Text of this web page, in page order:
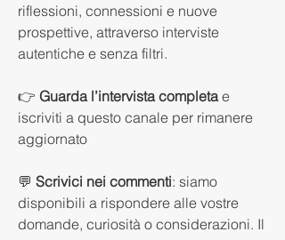
riflessioni, connessioni e nuove
prospettive, attraverso interviste
autentiche e senza filtri.
👉 Guarda l’intervista completa e
iscriviti a questo canale per rimanere
aggiornato
💬 Scrivici nei commenti: siamo
disponibili a rispondere alle vostre
domande, curiosità o considerazioni. Il